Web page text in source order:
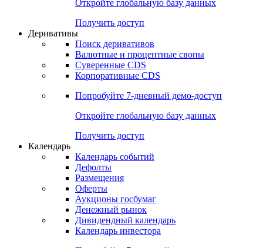
Откройте глобальную базу данных
Получить доступ
Деривативы
Поиск деривативов
Валютные и процентные свопы
Суверенные CDS
Корпоративные CDS
Попробуйте 7-дневный демо-доступ
Откройте глобальную базу данных
Получить доступ
Календарь
Календарь событий
Дефолты
Размещения
Оферты
Аукционы госбумаг
Денежный рынок
Дивидендный календарь
Календарь инвестора